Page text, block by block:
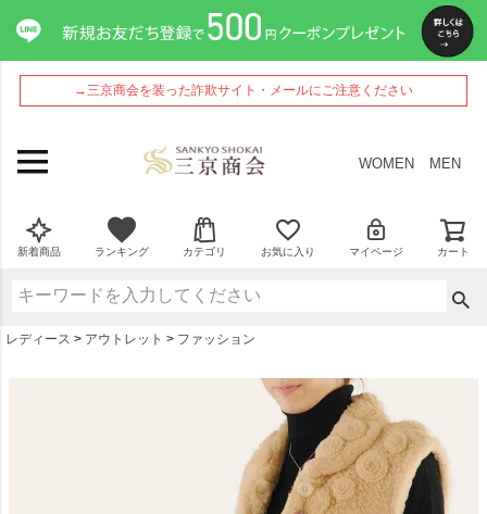
→三京商会を装った詐欺サイト・メールにご注意ください
WOMEN MEN
新着商品 ランキング カテゴリ お気に入り マイページ カート
レディース アウトレット ファッション
ペー
ジト
ップ
へ